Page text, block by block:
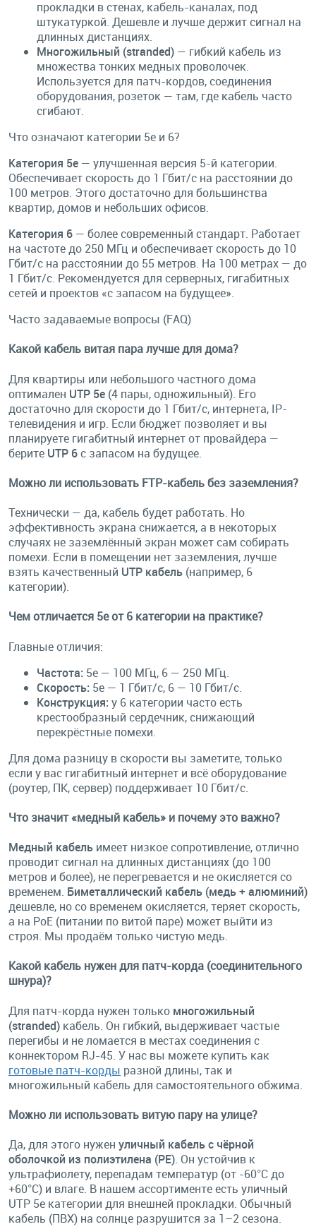
прокладки в стенах, кабель-каналах, под
штукатуркой. Дешевле и лучше держит сигнал на
длинных дистанциях.
Многожильный (stranded) — гибкий кабель из
множества тонких медных проволочек.
Используется для патч-кордов, соединения
оборудования, розеток — там, где кабель часто
сгибают.
Что означают категории 5e и 6?
Категория 5e — улучшенная версия 5-й категории.
Обеспечивает скорость до 1 Гбит/с на расстоянии до
100 метров. Этого достаточно для большинства
квартир, домов и небольших офисов.
Категория 6 — более современный стандарт. Работает
на частоте до 250 МГц и обеспечивает скорость до 10
Гбит/с на расстоянии до 55 метров. На 100 метрах — до
1 Гбит/с. Рекомендуется для серверных, гигабитных
сетей и проектов «с запасом на будущее».
Часто задаваемые вопросы (FAQ)
Какой кабель витая пара лучше для дома?
Для квартиры или небольшого частного дома
оптимален UTP 5e (4 пары, одножильный). Его
достаточно для скорости до 1 Гбит/с, интернета, IP-
телевидения и игр. Если бюджет позволяет и вы
планируете гигабитный интернет от провайдера —
берите UTP 6с запасом на будущее.
Можно ли использовать FTP-кабель без заземления?
Технически — да, кабель будет работать. Но
эффективность экрана снижается, а в некоторых
случаях не заземлённый экран может сам собирать
помехи. Если в помещении нет заземления, лучше
взять качественный UTP кабель (например, 6
категории).
Чем отличается 5e от 6 категории на практике?
Главные отличия:
Частота: 5e — 100 МГц, 6 — 250 МГц.
Скорость: 5e — 1 Гбит/с, 6 — 10 Гбит/с.
Конструкция: у 6 категории часто есть
крестообразный сердечник, снижающий
перекрёстные помехи.
Для дома разницу в скорости вы заметите, только
если у вас гигабитный интернет и всё оборудование
(роутер, ПК, сервер) поддерживает 10 Гбит/с.
Что значит «медный кабель» и почему это важно?
Медный кабель имеет низкое сопротивление, отлично
проводит сигнал на длинных дистанциях (до 100
метров и более), не перегревается и не окисляется со
временем. Биметаллический кабель (медь + алюминий)
дешевле, но со временем окисляется, теряет скорость,
а на PoE (питании по витой паре) может выйти из
строя. Мы продаём только чистую медь.
Какой кабель нужен для патч-корда (соединительного
шнура)?
Для патч-корда нужен только многожильный
(stranded) кабель. Он гибкий, выдерживает частые
перегибы и не ломается в местах соединения с
коннектором RJ-45. У нас вы можете купить как
готовые патч-корды разной длины, так и
многожильный кабель для самостоятельного обжима.
Можно ли использовать витую пару на улице?
Да, для этого нужен уличный кабель с чёрной
оболочкой из полиэтилена (PE). Он устойчив к
ультрафиолету, перепадам температур (от -60°C до
+60°C) и влаге. В нашем ассортименте есть уличный
UTP 5e категории для внешней прокладки. Обычный
кабель (ПВХ) на солнце разрушится за 1–2 сезона.